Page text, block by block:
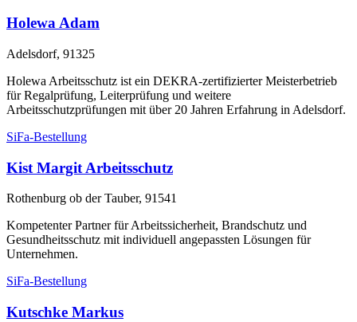
Holewa Adam
Adelsdorf, 91325
Holewa Arbeitsschutz ist ein DEKRA-zertifizierter Meisterbetrieb
für Regalprüfung, Leiterprüfung und weitere
Arbeitsschutzprüfungen mit über 20 Jahren Erfahrung in Adelsdorf.
SiFa-Bestellung
Kist Margit Arbeitsschutz
Rothenburg ob der Tauber, 91541
Kompetenter Partner für Arbeitssicherheit, Brandschutz und
Gesundheitsschutz mit individuell angepassten Lösungen für
Unternehmen.
SiFa-Bestellung
Kutschke Markus